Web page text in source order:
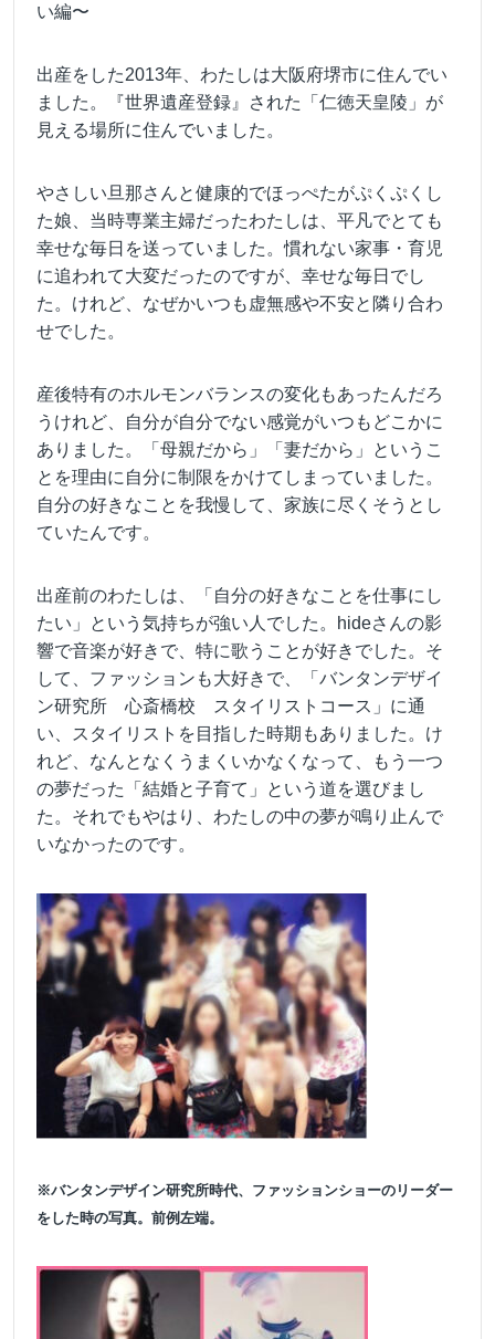
い編〜
出産をした2013年、わたしは大阪府堺市に住んでい
ました。『世界遺産登録』された「仁徳天皇陵」が
見える場所に住んでいました。
やさしい旦那さんと健康的でほっぺたがぷくぷくし
た娘、当時専業主婦だったわたしは、平凡でとても
幸せな毎日を送っていました。慣れない家事・育児
に追われて大変だったのですが、幸せな毎日でし
た。けれど、なぜかいつも虚無感や不安と隣り合わ
せでした。
産後特有のホルモンバランスの変化もあったんだろ
うけれど、自分が自分でない感覚がいつもどこかに
ありました。「母親だから」「妻だから」というこ
とを理由に自分に制限をかけてしまっていました。
自分の好きなことを我慢して、家族に尽くそうとし
ていたんです。
出産前のわたしは、「自分の好きなことを仕事にし
たい」という気持ちが強い人でした。hideさんの影
響で音楽が好きで、特に歌うことが好きでした。そ
して、ファッションも大好きで、「バンタンデザイ
ン研究所 心斎橋校 スタイリストコース」に通
い、スタイリストを目指した時期もありました。け
れど、なんとなくうまくいかなくなって、もう一つ
の夢だった「結婚と子育て」という道を選びまし
た。それでもやはり、わたしの中の夢が鳴り止んで
いなかったのです。
※バンタンデザイン研究所時代、ファッションショーのリーダー
をした時の写真。前例左端。